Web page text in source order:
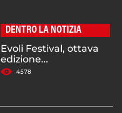
DENTRO LA NOTIZIA
Evoli Festival, ottava
edizione...
4578